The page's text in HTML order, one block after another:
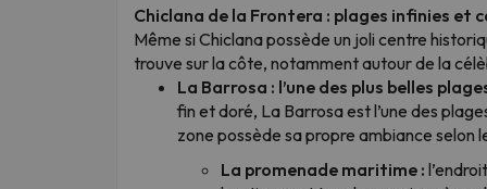
Chiclana de la Frontera : plages infinies et
Même si Chiclana possède un joli centre
trouve sur la côte, notamment autour de la
La Barrosa : l’une des plus belles
fin et doré, La Barrosa est l’une des
zone possède sa propre ambiance selon
La promenade maritime :